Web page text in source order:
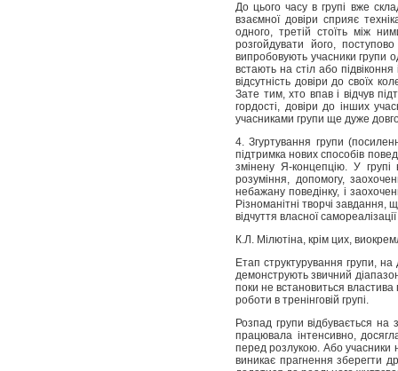
До цього часу в групі вже
взаємної довіри сприяє
одного, третій стоїть між
розгойдувати його,
випробовують учасники групи
встають на стіл або
відсутність довіри до своїх
Зате тим, хто впав і відчув
гордості, довіри до інших
учасниками групи ще дуже
4. Згуртування групи
підтримка нових способів
змінену Я-концепцію. У
розуміння, допомогу,
небажану поведінку, і
Різноманітні творчі завдання,
відчуття власної
К.Л. Мілютіна, крім цих,
Етап структурування групи, на
демонструють звичний
поки не встановиться властива
роботи в тренінговій групі.
Розпад групи відбувається на
працювала інтенсивно,
перед розлукою. Або учасники
виникає прагнення зберегти